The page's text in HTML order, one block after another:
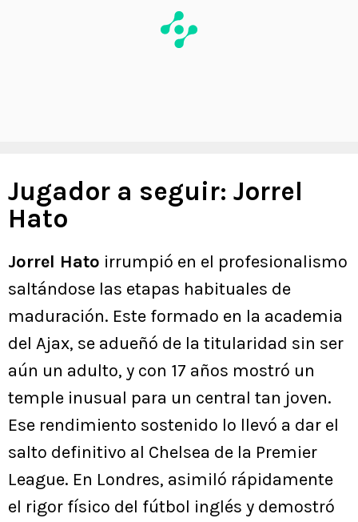
Jugador a seguir: Jorrel
Hato
Jorrel Hato irrumpió en el profesionalismo
saltándose las etapas habituales de
maduración. Este formado en la academia
del Ajax, se adueñó de la titularidad sin ser
aún un adulto, y con 17 años mostró un
temple inusual para un central tan joven.
Ese rendimiento sostenido lo llevó a dar el
salto definitivo al Chelsea de la Premier
League. En Londres, asimiló rápidamente
el rigor físico del fútbol inglés y demostró